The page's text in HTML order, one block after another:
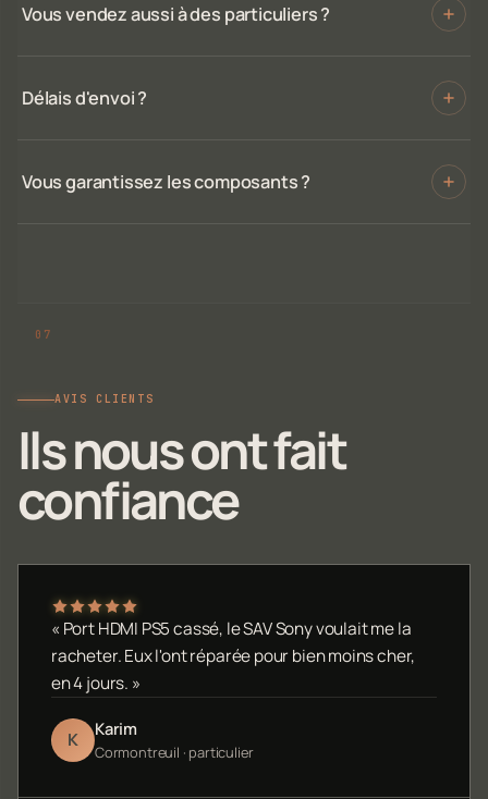
Vous vendez aussi à des particuliers ?
Délais d'envoi ?
Vous garantissez les composants ?
AVIS CLIENTS
Ils nous ont fait
confiance
« Port HDMI PS5 cassé, le SAV Sony voulait me la
racheter. Eux l'ont réparée pour bien moins cher,
en 4 jours. »
K Karim
Cormontreuil · particulier